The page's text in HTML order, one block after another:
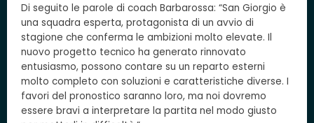
Di seguito le parole di coach Barbarossa: “San Giorgio è
una squadra esperta, protagonista di un avvio di
stagione che conferma le ambizioni molto elevate. Il
nuovo progetto tecnico ha generato rinnovato
entusiasmo, possono contare su un reparto esterni
molto completo con soluzioni e caratteristiche diverse. I
favori del pronostico saranno loro, ma noi dovremo
essere bravi a interpretare la partita nel modo giusto